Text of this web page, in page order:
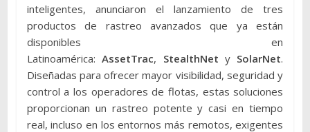
inteligentes, anunciaron el lanzamiento de tres
productos de rastreo avanzados que ya están
disponibles en
Latinoamérica:AssetTrac, StealthNet y SolarNet.
Diseñadas para ofrecer mayor visibilidad, seguridad y
control a los operadores de flotas, estas soluciones
proporcionan un rastreo potente y casi en tiempo
real, incluso en los entornos más remotos, exigentes